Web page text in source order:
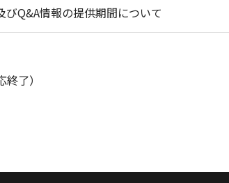
Q&A情報の提供期間について
了）